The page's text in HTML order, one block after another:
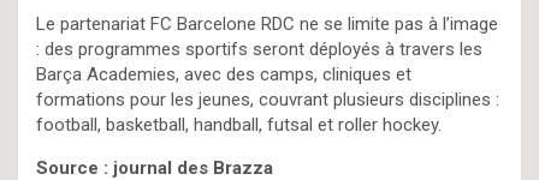
Le partenariat FC Barcelone RDC ne se limite pas à l’image
: des programmes sportifs seront déployés à travers les
Barça Academies, avec des camps, cliniques et
formations pour les jeunes, couvrant plusieurs disciplines :
football, basketball, handball, futsal et roller hockey.
Source : journal des Brazza